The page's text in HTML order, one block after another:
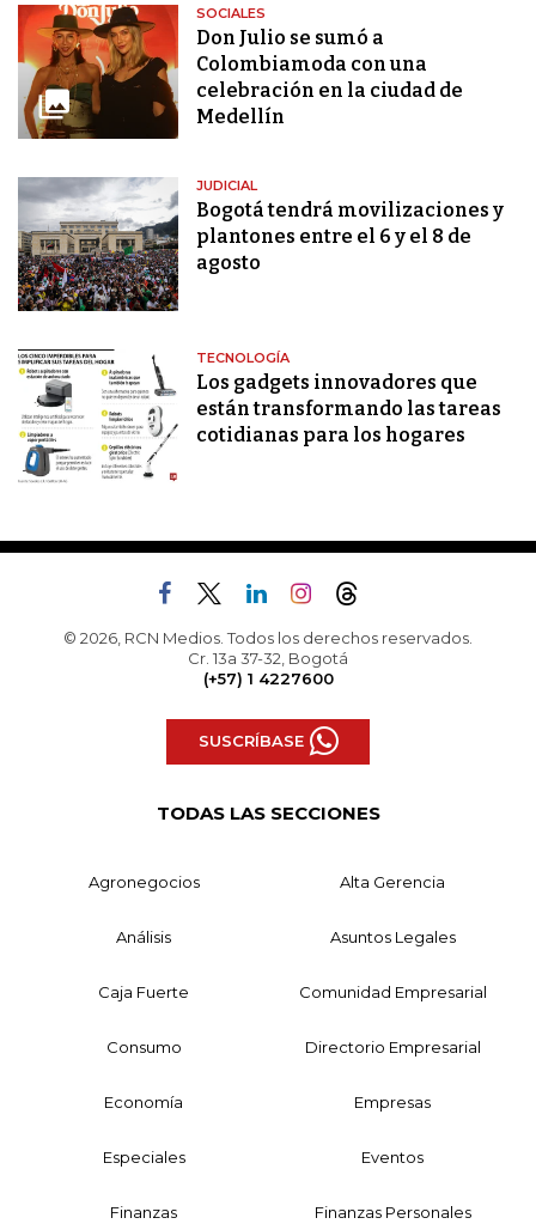
SOCIALES
Don Julio se sumó a
Colombiamoda con una
celebración en la ciudad de
Medellín
JUDICIAL
Bogotá tendrá movilizaciones y
plantones entre el 6 y el 8 de
agosto
TECNOLOGÍA
Los gadgets innovadores que
están transformando las tareas
cotidianas para los hogares
© 2026, RCN Medios. Todos los derechos reservados.
Cr. 13a 37-32, Bogotá
(+57) 1 4227600
SUSCRÍBASE
TODAS LAS SECCIONES
Agronegocios Alta Gerencia
Análisis Asuntos Legales
Caja Fuerte Comunidad Empresarial
Consumo Directorio Empresarial
Economía Empresas
Especiales Eventos
Finanzas Finanzas Personales